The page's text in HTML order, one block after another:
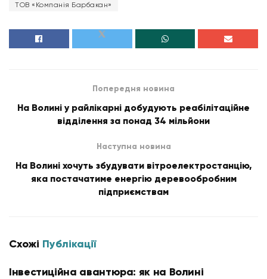
ТОВ «Компанія Барбакан»
Попередня новина
На Волині у райлікарні добудують реабілітаційне
відділення за понад 34 мільйони
Наступна новина
На Волині хочуть збудувати вітроелектростанцію,
яка постачатиме енергію деревообробним
підприємствам
Схожі Публікації
Інвестиційна авантюра: як на Волині